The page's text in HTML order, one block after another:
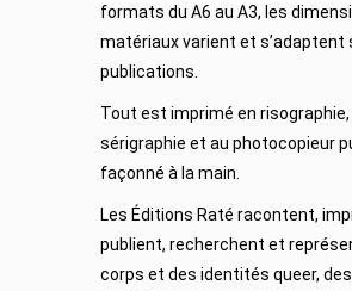
formats du A6 au A3, les
matériaux varient et s’adaptent
publications.
Tout est imprimé en risographie,
sérigraphie et au photocopieur
façonné à la main.
Les Éditions Raté racontent,
publient, recherchent et
corps et des identités queer,